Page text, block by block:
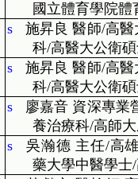
國立體育學院體
s 施昇良 醫師/高醫
科/高醫大公衛
s 施昇良 醫師/高醫
科/高醫大公衛
s 廖嘉音 資深專業
養治療科/高師
s 吳瀚德 主任/高
藥大學中醫學士/